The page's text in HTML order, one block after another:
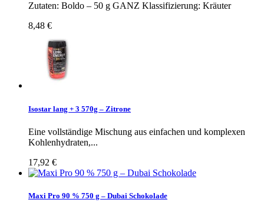
Zutaten: Boldo – 50 g GANZ Klassifizierung: Kräuter
8,48 €
Isostar lang + 3 570g – Zitrone
Eine vollständige Mischung aus einfachen und komplexen
Kohlenhydraten,...
17,92 €
Maxi Pro 90 % 750 g – Dubai Schokolade